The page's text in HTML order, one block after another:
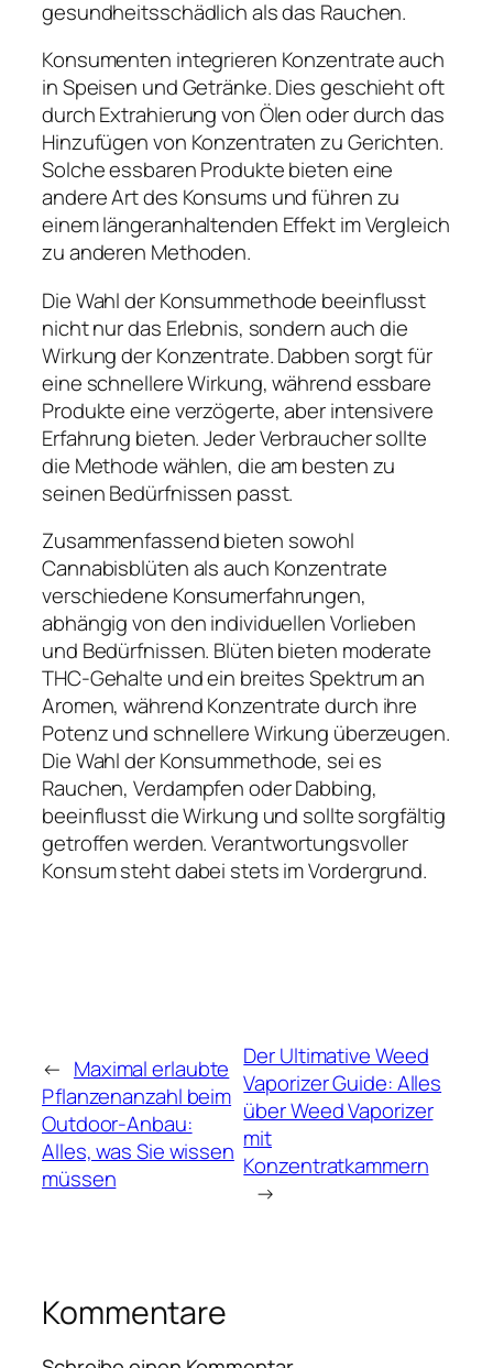
gesundheitsschädlich als das Rauchen.
Konsumenten integrieren Konzentrate auch
in Speisen und Getränke. Dies geschieht oft
durch Extrahierung von Ölen oder durch das
Hinzufügen von Konzentraten zu Gerichten.
Solche essbaren Produkte bieten eine
andere Art des Konsums und führen zu
einem längeranhaltenden Effekt im Vergleich
zu anderen Methoden.
Die Wahl der Konsummethode beeinflusst
nicht nur das Erlebnis, sondern auch die
Wirkung der Konzentrate. Dabben sorgt für
eine schnellere Wirkung, während essbare
Produkte eine verzögerte, aber intensivere
Erfahrung bieten. Jeder Verbraucher sollte
die Methode wählen, die am besten zu
seinen Bedürfnissen passt.
Zusammenfassend bieten sowohl
Cannabisblüten als auch Konzentrate
verschiedene Konsumerfahrungen,
abhängig von den individuellen Vorlieben
und Bedürfnissen. Blüten bieten moderate
THC-Gehalte und ein breites Spektrum an
Aromen, während Konzentrate durch ihre
Potenz und schnellere Wirkung überzeugen.
Die Wahl der Konsummethode, sei es
Rauchen, Verdampfen oder Dabbing,
beeinflusst die Wirkung und sollte sorgfältig
getroffen werden. Verantwortungsvoller
Konsum steht dabei stets im Vordergrund.
← Maximal erlaubte
Pflanzenanzahl beim
Outdoor-Anbau:
Alles, was Sie wissen
müssen
Der Ultimative Weed
Vaporizer Guide: Alles
über Weed Vaporizer
mit
Konzentratkammern
→
Kommentare